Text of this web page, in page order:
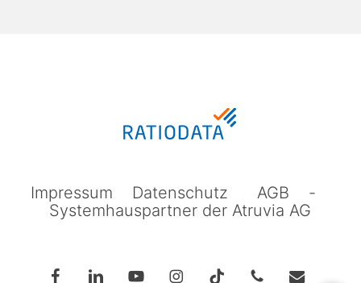
Impressum Datenschutz AGB
-
Systemhauspartner der Atruvia AG
facebooklinkedin youtubeinstagramtiktok phone email